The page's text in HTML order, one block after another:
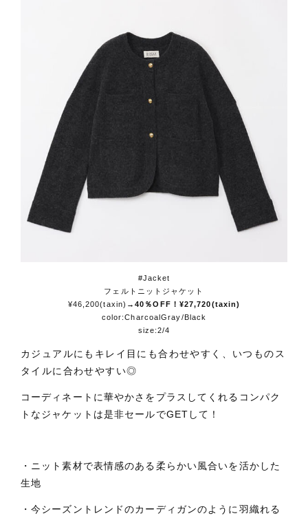
#Jacket
フェルトニットジャケット
¥46,200(taxin) →40％OFF！¥27,720(taxin)
color:CharcoalGray/Black
size:2/4
カジュアルにもキレイ目にも合わせやすく、いつものス
タイルに合わせやすい◎
コーディネートに華やかさをプラスしてくれるコンパク
トなジャケットは是非セールでGETして！
・ニット素材で表情感のある柔らかい風合いを活かした
生地
・今シーズントレンドのカーディガンのように羽織れる